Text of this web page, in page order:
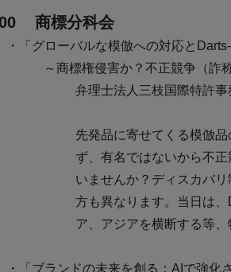
商標分科会
「グローバルな模倣への対応と
～商標権侵害か？不正競争（詐
弁理士法人三枝国際特許
先発品に寄せてくる模倣
ず、有名ではないから不
いませんか？ディスカバ
方も異なります。当日は
ア、アジアを横断する等
「ブランドの未来を創る：AIで強化